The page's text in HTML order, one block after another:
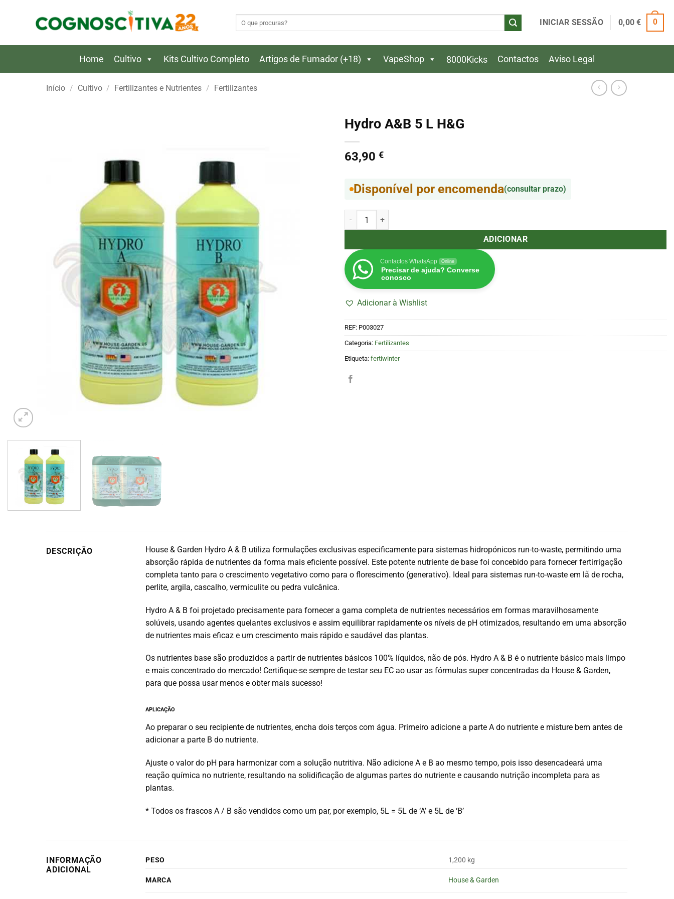
INICIAR SESSÃO 0,00€ 0
Home Cultivo Kits Cultivo Completo Artigos de Fumador (+18) VapeShop 8000Kicks Contactos Aviso Legal
Início / Cultivo / Fertilizantes e Nutrientes / Fertilizantes
Hydro A&B 5 L H&G
63,90 €
Disponível por encomenda(consultar prazo)
Quantidade de Hydro A&B 5 L H&G
ADICIONAR
Contactos WhatsApp Online
Precisar de ajuda? Converse
conosco
Adicionar à Wishlist
REF: P003027
Categoria: Fertilizantes
Etiqueta: fertiwinter
DESCRIÇÃO
House & Garden Hydro A & B utiliza formulações exclusivas especificamente para sistemas hidropónicos run-to-waste, permitindo uma
absorção rápida de nutrientes da forma mais eficiente possível. Este potente nutriente de base foi concebido para fornecer fertirrigação
completa tanto para o crescimento vegetativo como para o florescimento (generativo). Ideal para sistemas run-to-waste em lã de rocha,
perlite, argila, cascalho, vermiculite ou pedra vulcânica.
Hydro A & B foi projetado precisamente para fornecer a gama completa de nutrientes necessários em formas maravilhosamente
solúveis, usando agentes quelantes exclusivos e assim equilibrar rapidamente os níveis de pH otimizados, resultando em uma absorção
de nutrientes mais eficaz e um crescimento mais rápido e saudável das plantas.
Os nutrientes base são produzidos a partir de nutrientes básicos 100% líquidos, não de pós. Hydro A & B é o nutriente básico mais limpo
e mais concentrado do mercado! Certifique-se sempre de testar seu EC ao usar as fórmulas super concentradas da House & Garden,
para que possa usar menos e obter mais sucesso!
APLICAÇÃO
Ao preparar o seu recipiente de nutrientes, encha dois terços com água. Primeiro adicione a parte A do nutriente e misture bem antes de
adicionar a parte B do nutriente.
Ajuste o valor do pH para harmonizar com a solução nutritiva. Não adicione A e B ao mesmo tempo, pois isso desencadeará uma
reação química no nutriente, resultando na solidificação de algumas partes do nutriente e causando nutrição incompleta para as
plantas.
* Todos os frascos A / B são vendidos como um par, por exemplo, 5L = 5L de ‘A’ e 5L de ‘B’
INFORMAÇÃO
ADICIONAL
PESO 1,200 kg
MARCA House & Garden